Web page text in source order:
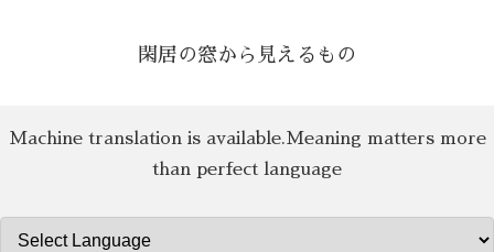
閑居の窓から見えるもの
Machine translation is available.Meaning matters more
than perfect language